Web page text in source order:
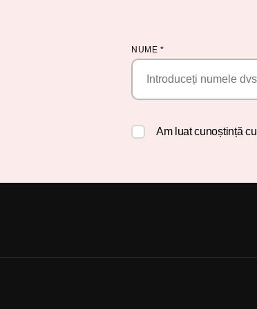
NUME *
Am luat cunoștință cu